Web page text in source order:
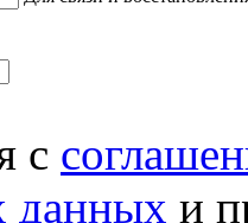
с
данных и